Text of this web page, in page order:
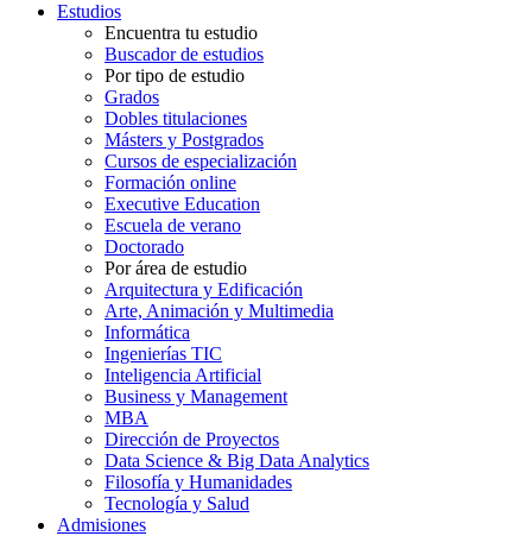
Estudios
Encuentra tu estudio
Buscador de estudios
Por tipo de estudio
Grados
Dobles titulaciones
Másters y Postgrados
Cursos de especialización
Formación online
Executive Education
Escuela de verano
Doctorado
Por área de estudio
Arquitectura y Edificación
Arte, Animación y Multimedia
Informática
Ingenierías TIC
Inteligencia Artificial
Business y Management
MBA
Dirección de Proyectos
Data Science & Big Data Analytics
Filosofía y Humanidades
Tecnología y Salud
Admisiones